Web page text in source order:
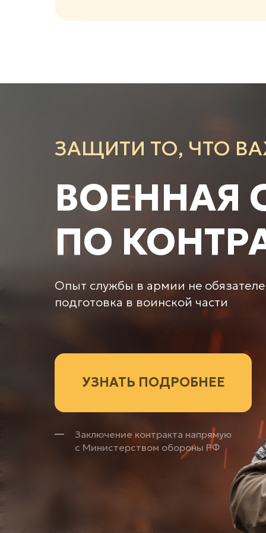
ЗАЩИТИ ТО, ЧТО
ВОЕННАЯ
ПО
Опыт службы в армии не
подготовка в воинской части
УЗНАТЬ ПОДРОБНЕЕ
Заключение контракта напрямую
с Министерством обороны РФ